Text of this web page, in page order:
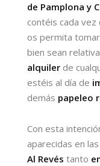
de Pamplona y
contéis cada vez
os permita
bien sean
alquiler de
estéis al día de
demás papeleo
Con esta
aparecidas en
Al Revés tanto